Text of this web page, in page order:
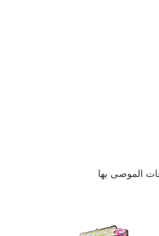
الموصى بها